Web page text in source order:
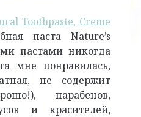
Toothpaste, Creme
паста Nature’s
пастами никогда
мне понравилась,
не содержит
парабенов,
и красителей,